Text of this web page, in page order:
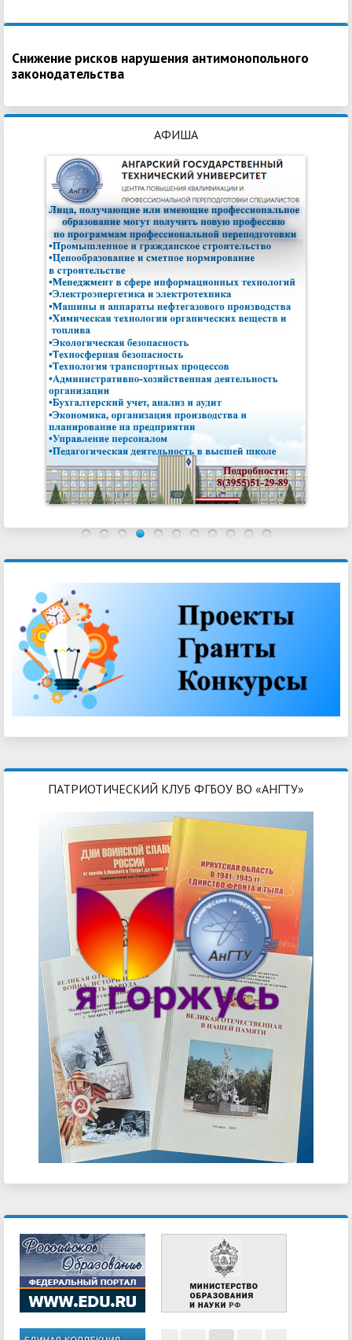
Снижение рисков нарушения антимонопольного
законодательства
АФИША
ПАТРИОТИЧЕСКИЙ КЛУБ ФГБОУ ВО «АНГТУ»